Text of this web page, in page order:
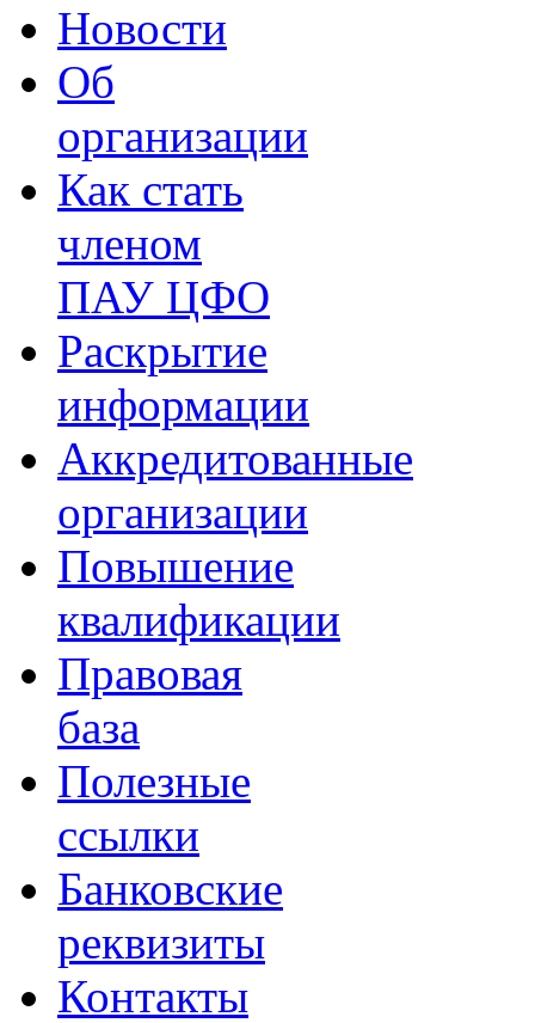
Новости
Об
организации
Как стать
членом
ПАУ ЦФО
Раскрытие
информации
Аккредитованные
организации
Повышение
квалификации
Правовая
база
Полезные
ссылки
Банковские
реквизиты
Контакты